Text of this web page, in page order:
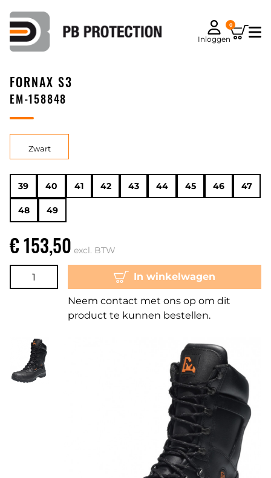
Inloggen
0
FORNAX S3
EM-158848
Zwart
39 40 41 42 43 44 45 46 47
48 49
€ 153,50 excl. BTW
In winkelwagen
Neem contact met ons op om dit
product te kunnen bestellen.